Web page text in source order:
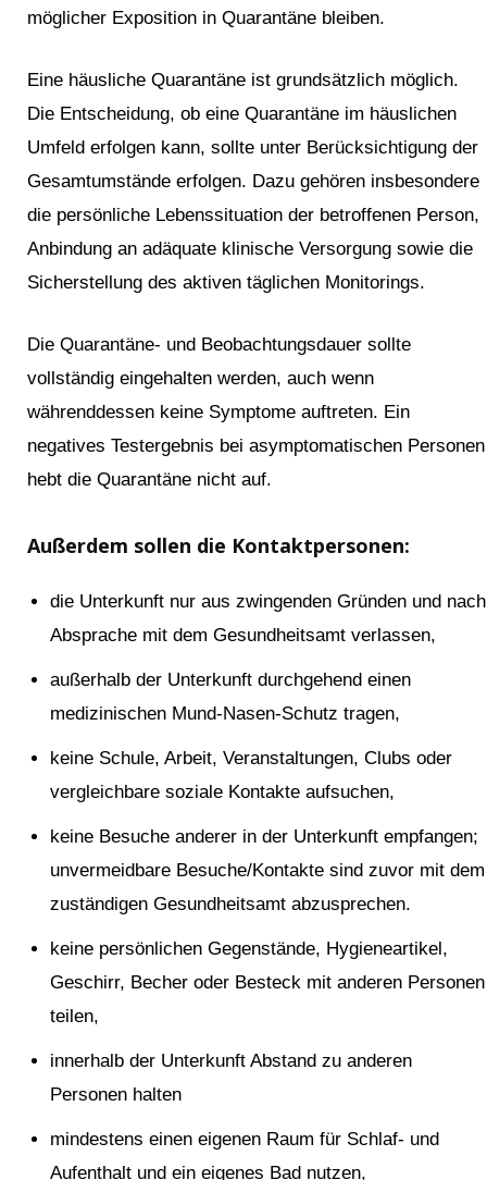
möglicher Exposition in Quarantäne bleiben.
Eine häusliche Quarantäne ist grundsätzlich möglich.
Die Entscheidung, ob eine Quarantäne im häuslichen
Umfeld erfolgen kann, sollte unter Berücksichtigung der
Gesamtumstände erfolgen. Dazu gehören insbesondere
die persönliche Lebenssituation der betroffenen Person,
Anbindung an adäquate klinische Versorgung sowie die
Sicherstellung des aktiven täglichen Monitorings.
Die Quarantäne- und Beobachtungsdauer sollte
vollständig eingehalten werden, auch wenn
währenddessen keine Symptome auftreten. Ein
negatives Testergebnis bei asymptomatischen Personen
hebt die Quarantäne nicht auf.
Außerdem sollen die Kontaktpersonen:
die Unterkunft nur aus zwingenden Gründen und nach
Absprache mit dem Gesundheitsamt verlassen,
außerhalb der Unterkunft durchgehend einen
medizinischen Mund-Nasen-Schutz tragen,
keine Schule, Arbeit, Veranstaltungen, Clubs oder
vergleichbare soziale Kontakte aufsuchen,
keine Besuche anderer in der Unterkunft empfangen;
unvermeidbare Besuche/Kontakte sind zuvor mit dem
zuständigen Gesundheitsamt abzusprechen.
keine persönlichen Gegenstände, Hygieneartikel,
Geschirr, Becher oder Besteck mit anderen Personen
teilen,
innerhalb der Unterkunft Abstand zu anderen
Personen halten
mindestens einen eigenen Raum für Schlaf- und
Aufenthalt und ein eigenes Bad nutzen,